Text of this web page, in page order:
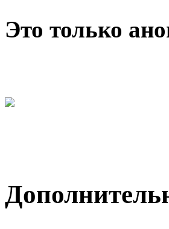
Это только